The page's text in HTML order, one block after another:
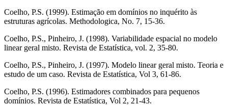
Coelho, P.S. (1999). Estimação em domínios no inquérito às
estruturas agrícolas. Methodologica, No. 7, 15-36.
Coelho, P.S., Pinheiro, J. (1998). Variabilidade espacial no modelo
linear geral misto. Revista de Estatística, vol. 2, 35-80.
Coelho, P.S., Pinheiro, J. (1997). Modelo linear geral misto. Teoria e
estudo de um caso. Revista de Estatística, Vol 3, 61-86.
Coelho, P.S. (1996). Estimadores combinados para pequenos
domínios. Revista de Estatística, Vol 2, 21-43.